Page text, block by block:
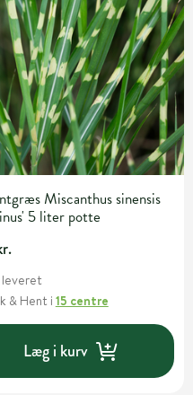
Miscanthus sinensis
5 liter potte
leveret
& Hent i 15 centre
Læg i kurv